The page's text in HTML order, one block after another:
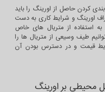
کردن حاصل از اورینگ را باید
اورینگ و شرایط کاری به دست
به استفاده از متریال های خاص
طیف وسیعی از متریال ها را
قیمت و در دسترس بودن آن
محیطی بر اورینگ